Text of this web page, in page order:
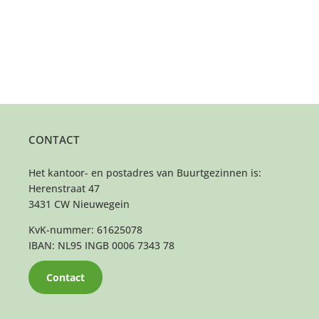
CONTACT
Het kantoor- en postadres van Buurtgezinnen is:
Herenstraat 47
3431 CW Nieuwegein
KvK-nummer: 61625078
IBAN: NL95 INGB 0006 7343 78
Contact